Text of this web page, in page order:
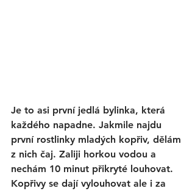
Je to asi první jedlá bylinka, která
každého napadne. Jakmile najdu
první rostlinky mladých kopřiv, dělám
z nich čaj. Zaliji horkou vodou a
nechám 10 minut přikryté louhovat.
Kopřivy se dají vylouhovat ale i za